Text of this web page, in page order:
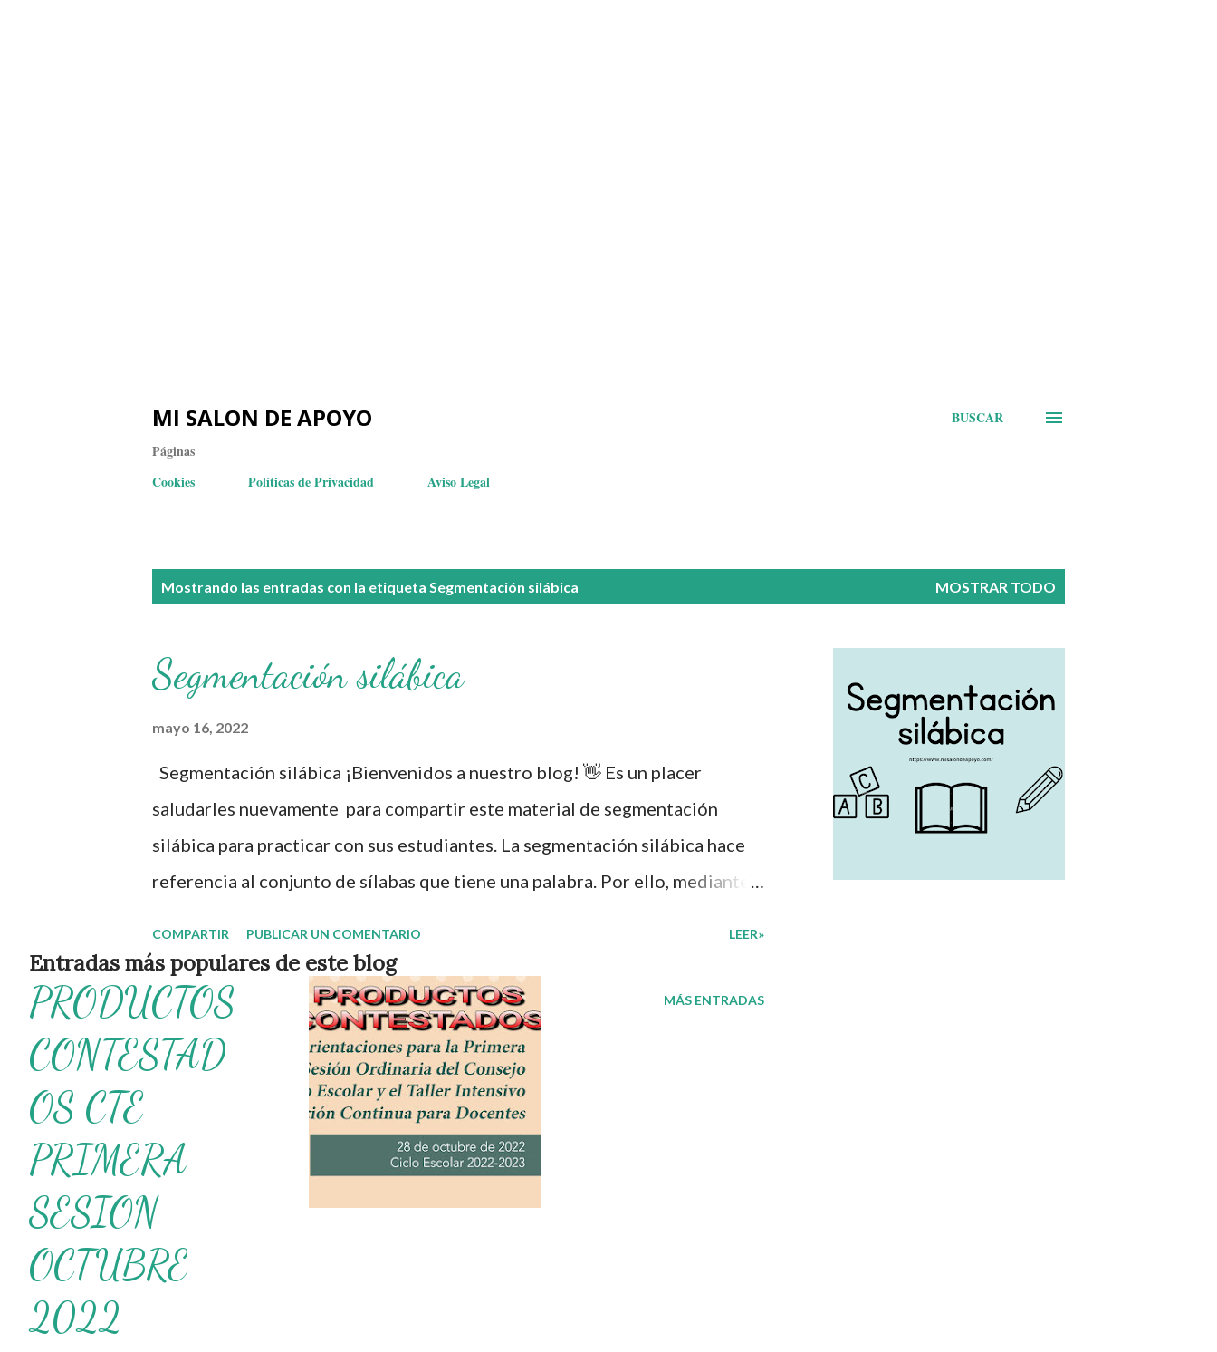
MI SALON DE APOYO
BUSCAR
Páginas
Cookies
Políticas de Privacidad Aviso Legal
Mostrando las entradas con la etiqueta Segmentación silábica MOSTRAR TODO
Segmentación silábica
mayo 16, 2022
Segmentación silábica ¡Bienvenidos a nuestro blog! 👋 Es un placer
saludarles nuevamente para compartir este material de segmentación
silábica para practicar con sus estudiantes. La segmentación silábica hace
referencia al conjunto de sílabas que tiene una palabra. Por ello, mediante
aprenderán a identificar de cuántas sílabas se conforman las palabras de
algunos objetos que utilizan en su vida cotidiana. Agradecemos con mucho
entusiasmo a los autores de tan estupendo material 👏 y les recordamos
que nosotros únicamente lo compartimos con fines informativos y
educativos. Obtén material completo en el siguiente enlace 👇
Segmentación silábica ¡Gracias por tu visita! 😉 Publicamos diariamente.
No olvides compartir nuestra página y unirte a nuestro grupo para más
contenido educativo 👉 Grupo de Facebook Además, puedes unirte a
Grupos de WhatsApp y seguir a Salón did...
COMPARTIR PUBLICAR UN COMENTARIO LEER»
MÁS ENTRADAS
Entradas más populares de este blog
PRODUCTOS
CONTESTAD
OS CTE
PRIMERA
SESION
OCTUBRE
2022